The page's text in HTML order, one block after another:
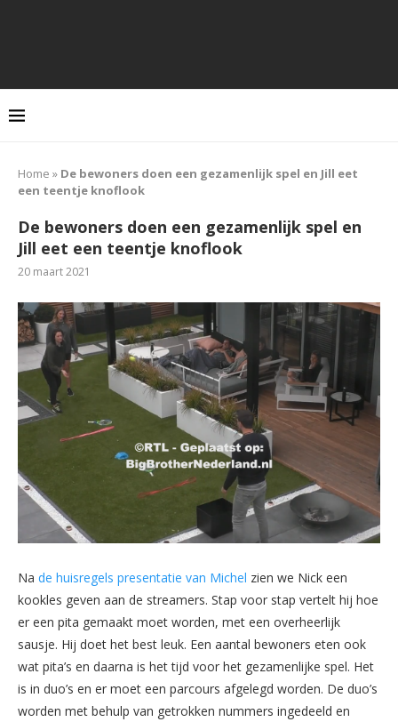
Home » De bewoners doen een gezamenlijk spel en Jill eet
een teentje knoflook
De bewoners doen een gezamenlijk spel en
Jill eet een teentje knoflook
20 maart 2021
Na de huisregels presentatie van Michel zien we Nick een
kookles geven aan de streamers. Stap voor stap vertelt hij hoe
er een pita gemaakt moet worden, met een overheerlijk
sausje. Hij doet het best leuk. Een aantal bewoners eten ook
wat pita’s en daarna is het tijd voor het gezamenlijke spel. Het
is in duo’s en er moet een parcours afgelegd worden. De duo’s
worden met behulp van getrokken nummers ingedeeld en